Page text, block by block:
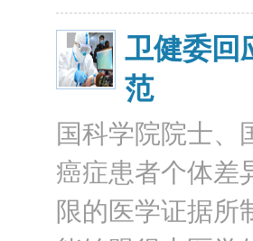
卫健委回
范
国科学院院士、
癌症患者个体差
限的医学证据所